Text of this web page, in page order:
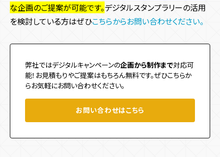
な企画のご提案が可能です。デジタルスタンプラリーの活用
を検討している方はぜひこちらからお問い合わせください。
弊社ではデジタルキャンペーンの企画から制作まで対応可
能！お見積もりやご提案はもちろん無料です。ぜひこちらか
らお気軽にお問い合わせください。
お問い合わせはこちら